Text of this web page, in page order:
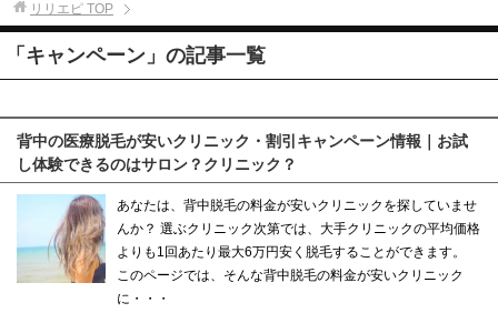
リリエピ TOP
「キャンペーン」の記事一覧
背中の医療脱毛が安いクリニック・割引キャンペーン情報｜お試
し体験できるのはサロン？クリニック？
あなたは、背中脱毛の料金が安いクリニックを探していませ
んか？ 選ぶクリニック次第では、大手クリニックの平均価格
よりも1回あたり最大6万円安く脱毛することができます。
このページでは、そんな背中脱毛の料金が安いクリニック
に・・・